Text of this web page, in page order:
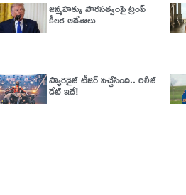
జన్మహక్కు పౌరసత్వంపై ట్రంప్
కీలక ఆదేశాలు
ప్యారడైజ్‌ టీజర్‌ వచ్చేసింది.. రిలీజ్‌
డేట్‌ ఇదే!